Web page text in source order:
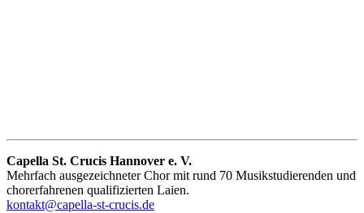
Capella St. Crucis Hannover e. V.
Mehrfach ausgezeichneter Chor mit rund 70 Musikstudierenden und
chorerfahrenen qualifizierten Laien.
kontakt@capella-st-crucis.de